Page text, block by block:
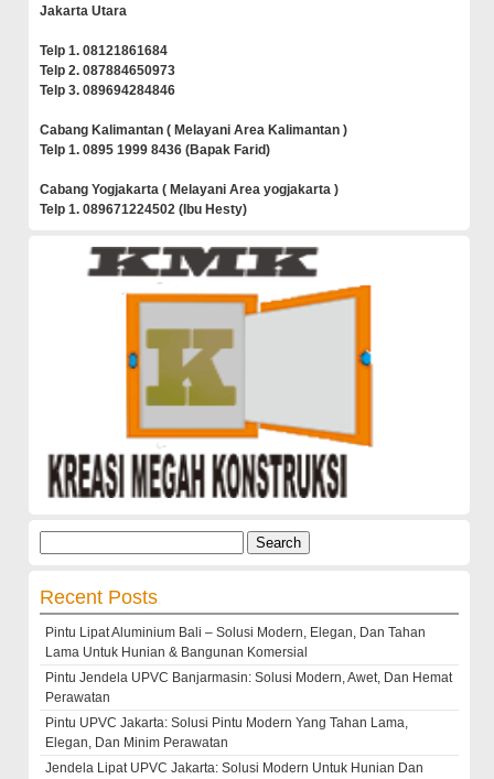
Jakarta Utara
Telp 1. 08121861684
Telp 2. 087884650973
Telp 3. 089694284846
Cabang Kalimantan ( Melayani Area Kalimantan )
Telp 1. 0895 1999 8436 (Bapak Farid)
Cabang Yogjakarta ( Melayani Area yogjakarta )
Telp 1. 089671224502 (Ibu Hesty)
Recent Posts
Pintu Lipat Aluminium Bali – Solusi Modern, Elegan, Dan Tahan
Lama Untuk Hunian & Bangunan Komersial
Pintu Jendela UPVC Banjarmasin: Solusi Modern, Awet, Dan Hemat
Perawatan
Pintu UPVC Jakarta: Solusi Pintu Modern Yang Tahan Lama,
Elegan, Dan Minim Perawatan
Jendela Lipat UPVC Jakarta: Solusi Modern Untuk Hunian Dan